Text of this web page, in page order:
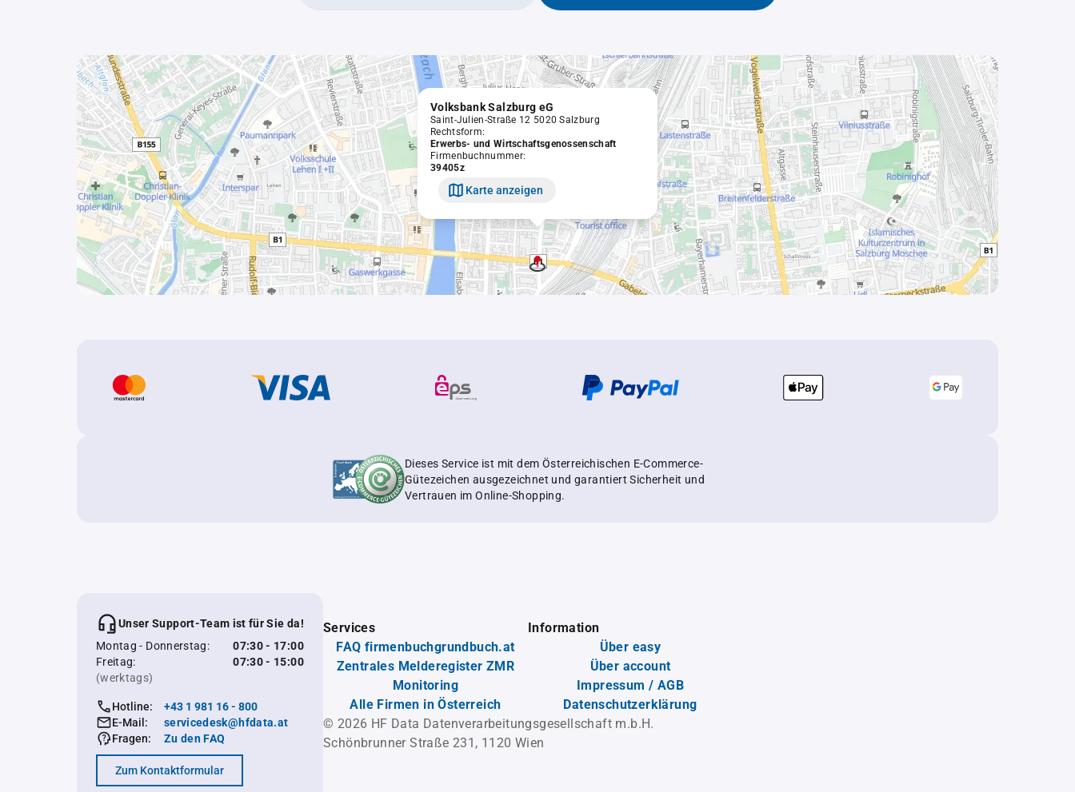
Volksbank Salzburg eG
Saint-Julien-Straße 12 5020 Salzburg
Rechtsform:
Erwerbs- und Wirtschaftsgenossenschaft
Firmenbuchnummer:
39405z
Karte anzeigen
Dieses Service ist mit dem Österreichischen E-Commerce-
Gütezeichen ausgezeichnet und garantiert Sicherheit und
Vertrauen im Online-Shopping.
Unser Support-Team ist für Sie da!
Montag - Donnerstag:
07:30 - 17:00
Freitag:
07:30 - 15:00
(werktags)
Hotline:
+43 1 981 16 - 800
E-Mail:
servicedesk@hfdata.at
Fragen:
Zu den FAQ
Zum Kontaktformular
Services
FAQ firmenbuchgrundbuch.at
Zentrales Melderegister ZMR
Monitoring
Alle Firmen in Österreich
Information
Über easy
Über account
Impressum / AGB
Datenschutzerklärung
© 2026 HF Data Datenverarbeitungsgesellschaft m.b.H.
Schönbrunner Straße 231, 1120 Wien